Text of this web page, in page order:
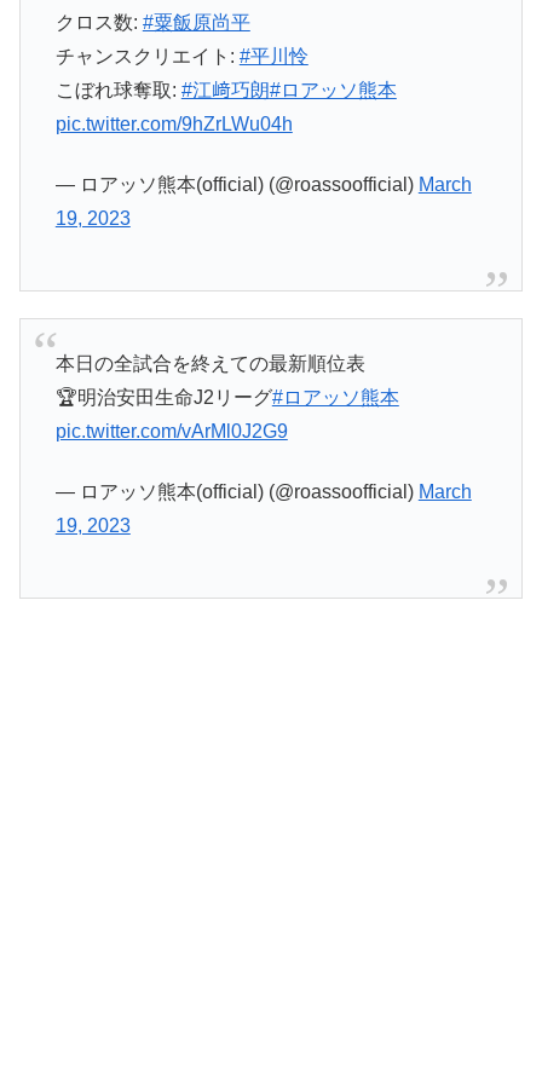
クロス数: #粟飯原尚平
チャンスクリエイト: #平川怜
こぼれ球奪取: #江﨑巧朗#ロアッソ熊本
pic.twitter.com/9hZrLWu04h
— ロアッソ熊本(official) (@roassoofficial) March
19, 2023
本日の全試合を終えての最新順位表
🏆明治安田生命J2リーグ#ロアッソ熊本
pic.twitter.com/vArMl0J2G9
— ロアッソ熊本(official) (@roassoofficial) March
19, 2023